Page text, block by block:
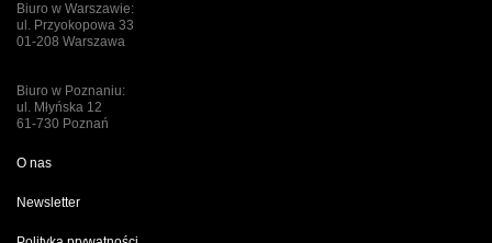
Biuro w Warszawie:
ul. Przyokopowa 33
01-208 Warszawa
Biuro w Poznaniu:
ul. Młyńska 12
61-730 Poznań
O nas
Newsletter